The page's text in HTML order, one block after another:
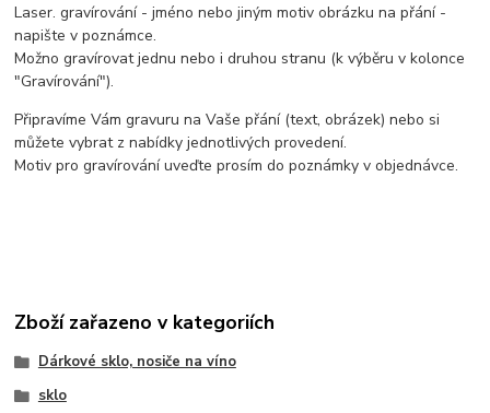
Laser. gravírování - jméno nebo jiným motiv obrázku na přání -
napište v poznámce.
Možno gravírovat jednu nebo i druhou stranu (k výběru v kolonce
"Gravírování").
Připravíme Vám gravuru na Vaše přání (text, obrázek) nebo si
můžete vybrat z nabídky jednotlivých provedení.
Motiv pro gravírování uveďte prosím do poznámky v objednávce.
Zboží zařazeno v kategoriích
Dárkové sklo, nosiče na víno
sklo